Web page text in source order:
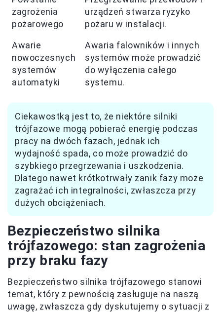
zagrożenia
pożarowego
urządzeń stwarza ryzyko
pożaru w instalacji.
Awarie
nowoczesnych
systemów
automatyki
Awaria falowników i innych
systemów może prowadzić
do wyłączenia całego
systemu.
Ciekawostką jest to, że niektóre silniki
trójfazowe mogą pobierać energię podczas
pracy na dwóch fazach, jednak ich
wydajność spada, co może prowadzić do
szybkiego przegrzewania i uszkodzenia.
Dlatego nawet krótkotrwały zanik fazy może
zagrażać ich integralności, zwłaszcza przy
dużych obciążeniach.
Bezpieczeństwo silnika
trójfazowego: stan zagrożenia
przy braku fazy
Bezpieczeństwo silnika trójfazowego stanowi
temat, który z pewnością zasługuje na naszą
uwagę, zwłaszcza gdy dyskutujemy o sytuacji z